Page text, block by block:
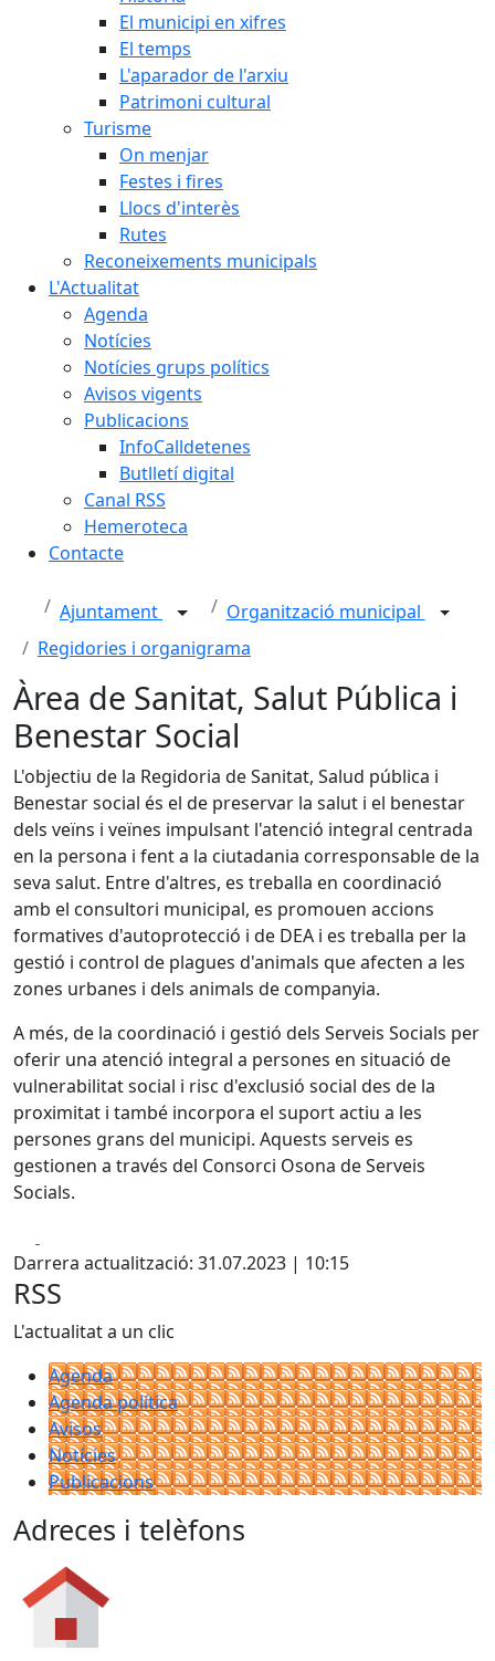
El municipi en xifres
El temps
L'aparador de l'arxiu
Patrimoni cultural
Turisme
On menjar
Festes i fires
Llocs d'interès
Rutes
Reconeixements municipals
L'Actualitat
Agenda
Notícies
Notícies grups polítics
Avisos vigents
Publicacions
InfoCalldetenes
Butlletí digital
Canal RSS
Hemeroteca
Contacte
Ajuntament
Organització municipal
Regidories i organigrama
Àrea de Sanitat, Salut Pública i
Benestar Social
L'objectiu de la Regidoria de Sanitat, Salud pública i
Benestar social és el de preservar la salut i el benestar
dels veïns i veïnes impulsant l'atenció integral centrada
en la persona i fent a la ciutadania corresponsable de la
seva salut. Entre d'altres, es treballa en coordinació
amb el consultori municipal, es promouen accions
formatives d'autoprotecció i de DEA i es treballa per la
gestió i control de plagues d'animals que afecten a les
zones urbanes i dels animals de companyia.
A més, de la coordinació i gestió dels Serveis Socials per
oferir una atenció integral a persones en situació de
vulnerabilitat social i risc d'exclusió social des de la
proximitat i també incorpora el suport actiu a les
persones grans del municipi. Aquests serveis es
gestionen a través del Consorci Osona de Serveis
Socials.
Darrera actualització: 31.07.2023 | 10:15
RSS
L'actualitat a un clic
Agenda
Agenda política
Avisos
Notícies
Publicacions
Adreces i telèfons